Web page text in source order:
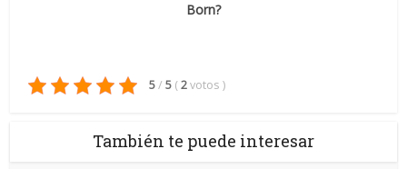
Born?
5/ 5 (2votos )
También te puede interesar